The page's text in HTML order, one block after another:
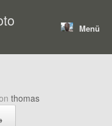
Menü
thomas